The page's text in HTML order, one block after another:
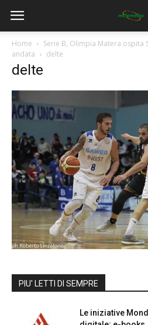
Home
Serie B, Olimpia Matera ospita
andata
delte
delte
PIU' LETTI DI SEMPRE
Le iniziative